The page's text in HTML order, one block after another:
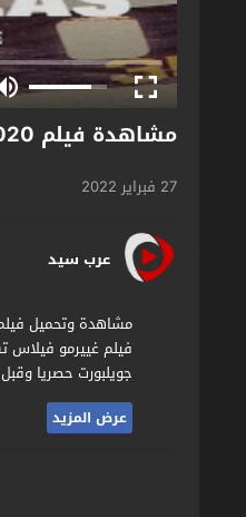
مشاهدة فيلم Guillermo Villas Settling The Score 2020 مترجم
27 فبراير 2022
عرب سيد
جويلبورت حصريا
عرض المزيد